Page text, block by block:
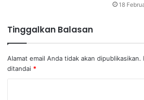
18
Tinggalkan Balasan
Alamat email Anda tidak akan dipublikasikan.
ditandai *